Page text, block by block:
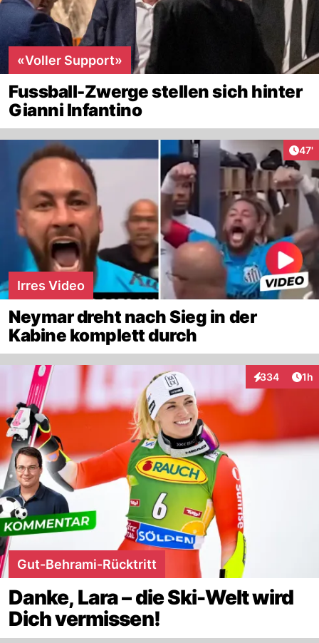
«Voller Support»
Fussball-Zwerge stellen sich hinter
Gianni Infantino
47'
Irres Video
Neymar dreht nach Sieg in der
Kabine komplett durch
334
Interaktionen
1h
Gut-Behrami-Rücktritt
Danke, Lara – die Ski-Welt wird
Dich vermissen!